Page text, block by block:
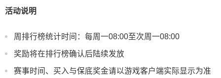
活动说明
周排行榜统计时间：每周一08:00至次周一08:00
奖励将在排行榜确认后陆续发放
赛事时间、买入与保底奖金请以游戏客户端实际显示为准